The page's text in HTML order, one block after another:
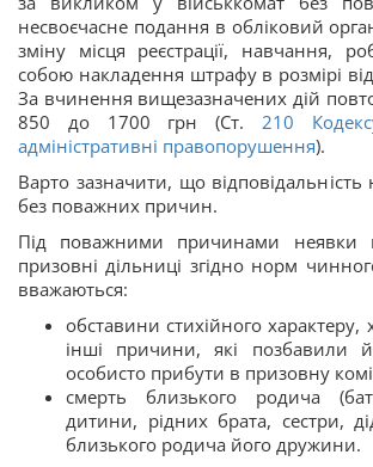
несвоєчасне подання в обліковий
зміну місця реєстрації, навчання,
собою накладення штрафу в розмірі
За вчинення вищезазначених дій
850 до 1700 грн (Ст. 210
адміністративні правопорушення).
Варто зазначити, що відповідальність
без поважних причин.
Під поважними причинами неявки
призовні дільниці згідно норм
вважаються:
обставини стихійного характеру,
інші причини, які позбавили
особисто прибути в призовну
смерть близького родича
дитини, рідних брата, сестри,
близького родича його дружини.